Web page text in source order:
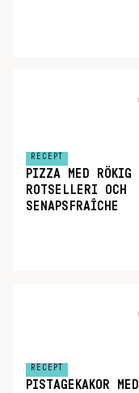
RECEPT
PIZZA MED RÖKIG
ROTSELLERI OCH
SENAPSFRAÎCHE
RECEPT
PISTAGEKAKOR MED